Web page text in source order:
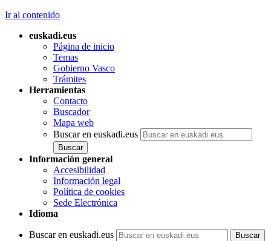
Ir al contenido
euskadi.eus
Página de inicio
Temas
Gobierno Vasco
Trámites
Herramientas
Contacto
Buscador
Mapa web
Buscar en euskadi.eus
Información general
Accesibilidad
Información legal
Política de cookies
Sede Electrónica
Idioma
Buscar en euskadi.eus